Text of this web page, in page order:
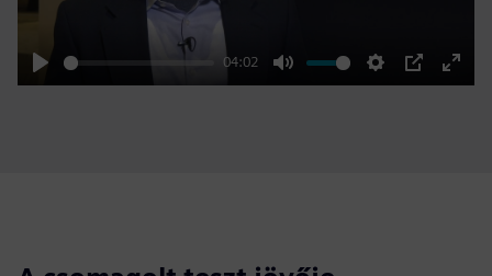
Play
04:02
Mute Settings
PIP
Enter